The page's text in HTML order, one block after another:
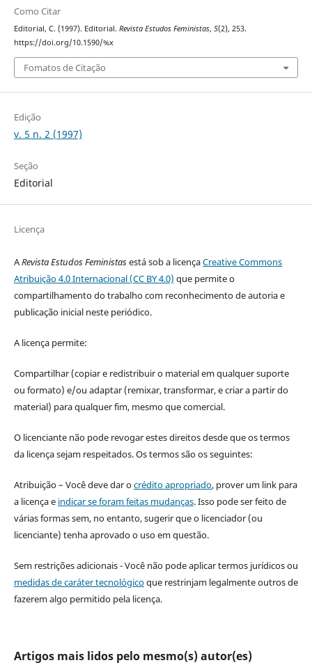
Como Citar
Editorial, C. (1997). Editorial. Revista Estudos Feministas, 5(2), 253.
https://doi.org/10.1590/%x
Fomatos de Citação
Edição
v. 5 n. 2 (1997)
Seção
Editorial
Licença
ARevista Estudos Feministasestá sob a licençaCreative Commons
Atribuição 4.0 Internacional (CC BY 4.0) que permite o
compartilhamento do trabalho com reconhecimento de autoria e
publicação inicial neste periódico.
A licença permite:
Compartilhar (copiar e redistribuir o material em qualquer suporte
ou formato) e/ou adaptar (remixar, transformar, e criar a partir do
material) para qualquer fim, mesmo que comercial.
O licenciante não pode revogar estes direitos desde que os termos
da licença sejam respeitados. Os termos são os seguintes:
Atribuição – Você deve dar ocrédito apropriado, prover um link para
a licença e indicar se foram feitas mudanças. Isso pode ser feito de
várias formas sem, no entanto, sugerir que o licenciador (ou
licenciante) tenha aprovado o uso em questão.
Sem restrições adicionais - Você não pode aplicar termos jurídicos ou
medidas de caráter tecnológicoque restrinjam legalmente outros de
fazerem algo permitido pela licença.
Artigos mais lidos pelo mesmo(s) autor(es)